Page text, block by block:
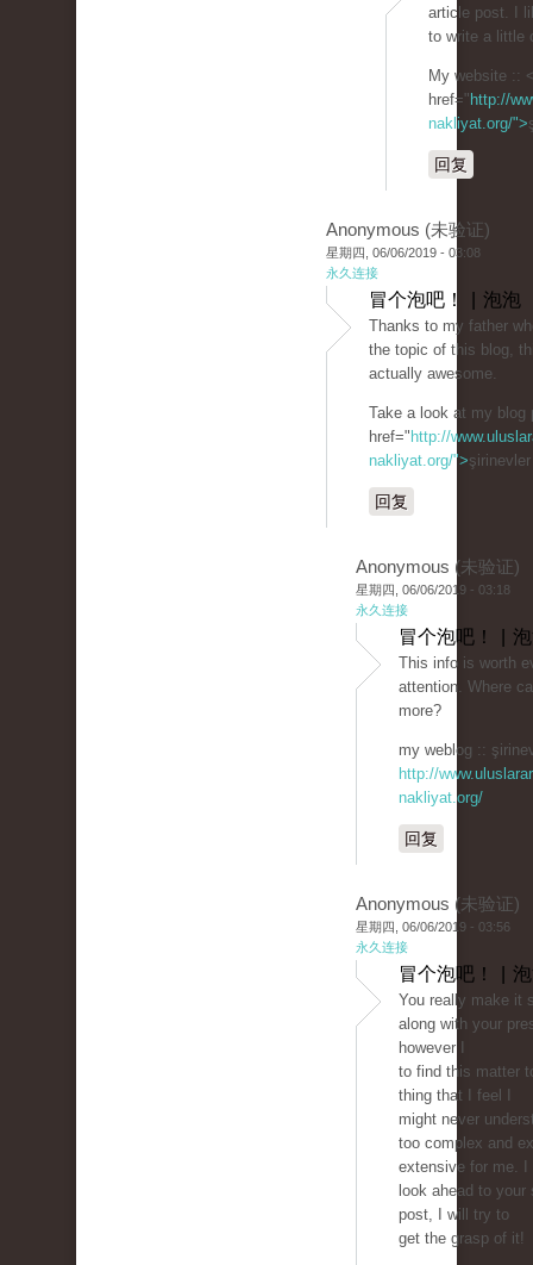
article post. I
to write a little
My website ::
href=" http://
nakliyat.org/">
回复
Anonymous (未验证)
星期四, 06/06/2019 - 03:08
永久连接
冒个泡吧！ | 泡泡
Thanks to my father
the topic of this blog,
actually awesome.
Take a look at my blog
href=" http://
nakliyat.org/">
回复
Anonymous (未验证)
星期四, 06/06/2019 - 03:18
永久连接
冒个泡吧！ |
This info is worth
attention. Where
more?
my weblog ::
http://
nakliyat.org/
回复
Anonymous (未验证)
星期四, 06/06/2019 - 03:56
永久连接
冒个泡吧！ |
You really make it
along with your
however I
to find this matter
thing that I feel I
might never
too complex and
extensive for me. I
look ahead to your
post, I will try to
get the grasp of it!